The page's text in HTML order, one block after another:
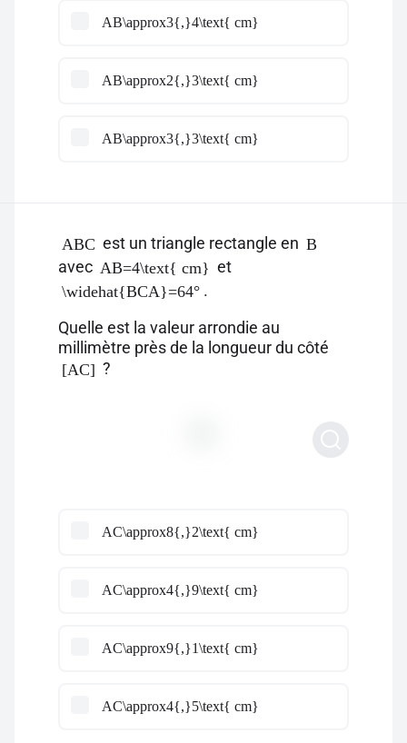
AB\approx3{,}4\text{ cm}
AB\approx2{,}3\text{ cm}
AB\approx3{,}3\text{ cm}
ABC est un triangle rectangle en B
avec AB=4\text{ cm} et
\widehat{BCA}=64° .
Quelle est la valeur arrondie au
millimètre près de la longueur du côté
[AC] ?
AC\approx8{,}2\text{ cm}
AC\approx4{,}9\text{ cm}
AC\approx9{,}1\text{ cm}
AC\approx4{,}5\text{ cm}